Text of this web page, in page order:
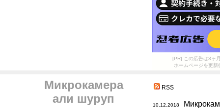
[PR] この広告は3ヶ
ホームページを更
Микрокамера
али шуруп
RSS
10.12.2018